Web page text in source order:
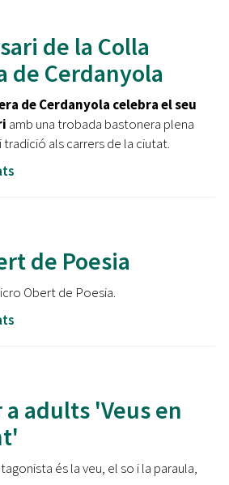
de la Colla
de Cerdanyola
de Cerdanyola celebra el seu
amb una trobada bastonera plena
tradició als carrers de la ciutat.
de Poesia
Obert de Poesia.
adults 'Veus en
és la veu, el so i la paraula,